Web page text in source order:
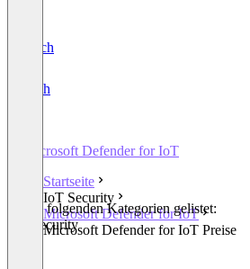
Deutsch
English
Microsoft Defender for IoT
Startseite
IoT Security
Microsoft Defender for IoT
Microsoft Defender for IoT Preise
In den folgenden Kategorien gelistet:
IoT Security